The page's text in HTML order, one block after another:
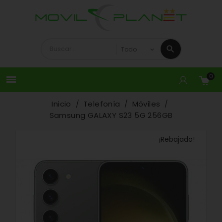
 0
Inicio Telefonía
Móviles
Samsung GALAXY S23 5G 256GB
¡Rebajado!